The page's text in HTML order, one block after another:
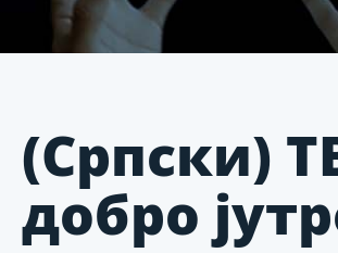
(Српски)
добро